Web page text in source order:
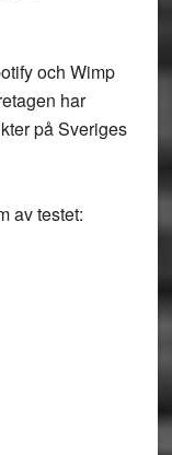
och Wimp
har
på Sveriges
av testet: